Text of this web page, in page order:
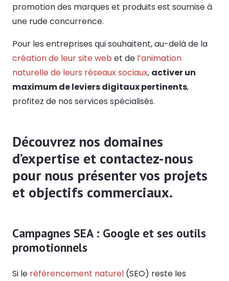
promotion des marques et produits est soumise à
une rude concurrence.
Pour les entreprises qui souhaitent, au-delà de la
création de leur site web et de l’animation
naturelle de leurs réseaux sociaux, activer un
maximum de leviers digitaux pertinents,
profitez de nos services spécialisés.
Découvrez nos domaines
d’expertise et contactez-nous
pour nous présenter vos projets
et objectifs commerciaux.
Campagnes SEA : Google et ses outils
promotionnels
Si le référencement naturel (SEO) reste les